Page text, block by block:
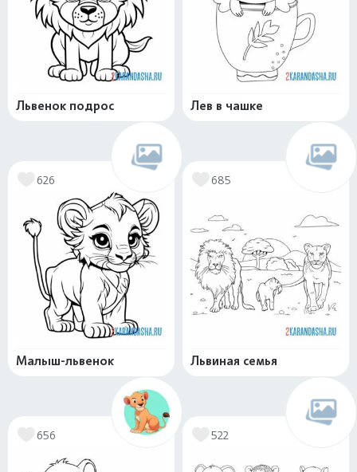
Львенок подрос Лев в чашке
626
Малыш-львенок
685
Львиная семья
656 522